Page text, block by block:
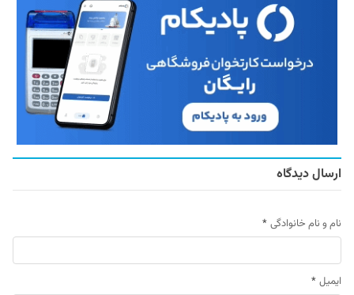
ارسال دیدگاه
نام و نام خانوادگی *
ایمیل *